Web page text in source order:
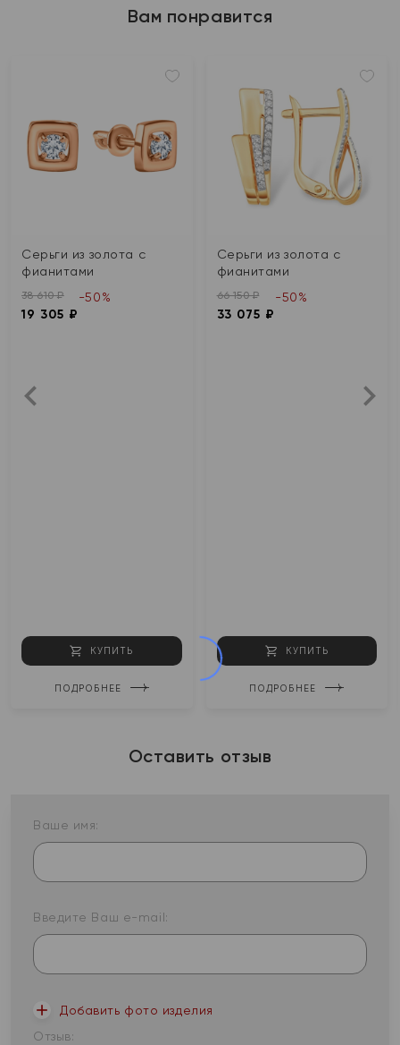
Вам понравится
Серьги из золота с
фианитами
38 610 ₽
19 305 ₽
-50%
КУПИТЬ
ПОДРОБНЕЕ
Серьги из золота с
фианитами
66 150 ₽
33 075 ₽
-50%
КУПИТЬ
ПОДРОБНЕЕ
Оставить отзыв
Ваше имя:
Введите Ваш e-mail:
Добавить фото изделия
Отзыв: